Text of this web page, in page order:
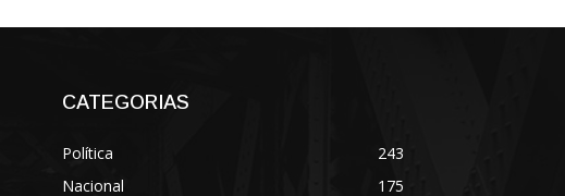
CATEGORIAS
Política
243
Nacional
175